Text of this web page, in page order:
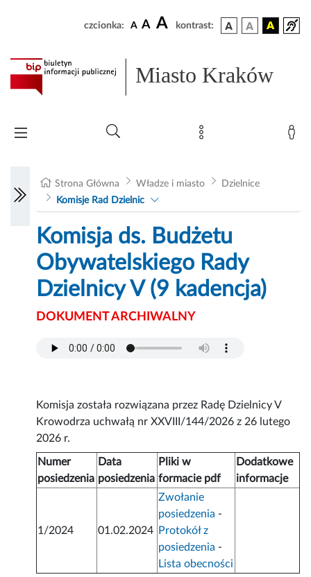
czcionka: A A A kontrast:
Miasto Kraków
Strona Główna Władze i miasto
Dzielnice
Komisje Rad Dzielnic
Komisja ds. Budżetu
Obywatelskiego Rady
Dzielnicy V (9 kadencja)
DOKUMENT ARCHIWALNY
Komisja została rozwiązana przez Radę Dzielnicy V
Krowodrza uchwałą nr XXVIII/144/2026 z 26 lutego
2026 r.
Numer
posiedzenia
Data
posiedzenia
Pliki w
formacie pdf
Dodatkowe
informacje
1/2024 01.02.2024
Zwołanie
posiedzenia -
Protokół z
posiedzenia -
Lista obecności